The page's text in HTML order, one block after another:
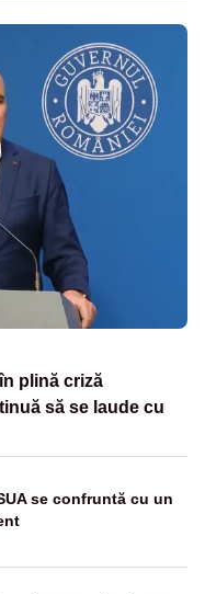
plină criză
să se laude cu
se confruntă cu un